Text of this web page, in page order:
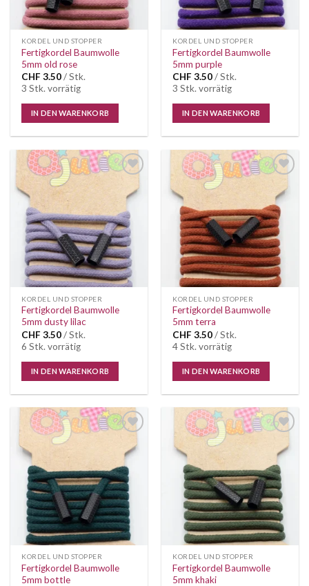
KORDEL UND STOPPER
Fertigkordel Baumwolle
5mm old rose
CHF 3.50/ Stk.
3 Stk. vorrätig
IN DEN WARENKORB
KORDEL UND STOPPER
Fertigkordel Baumwolle
5mm purple
CHF 3.50/ Stk.
3 Stk. vorrätig
IN DEN WARENKORB
Wunschliste
KORDEL UND STOPPER
Fertigkordel Baumwolle
5mm dusty lilac
CHF 3.50/ Stk.
6 Stk. vorrätig
IN DEN WARENKORB
Wunschliste
KORDEL UND STOPPER
Fertigkordel Baumwolle
5mm terra
CHF 3.50/ Stk.
4 Stk. vorrätig
IN DEN WARENKORB
Wunschliste
KORDEL UND STOPPER
Fertigkordel Baumwolle
5mm bottle
Wunschliste
KORDEL UND STOPPER
Fertigkordel Baumwolle
5mm khaki